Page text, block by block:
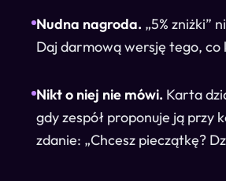
Nudna nagroda. „5% zniżki”
Daj darmową wersję tego, co
Nikt o niej nie mówi. Karta
gdy zespół proponuje ją przy
zdanie: „Chcesz pieczątkę?